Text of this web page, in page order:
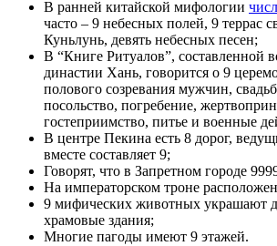
В ранней китайской мифологии
часто – 9 небесных полей, 9 террас
Куньлунь, девять небесных песен;
В “Книге Ритуалов”, составленной
династии Хань, говорится о 9
полового созревания мужчин,
посольство, погребение,
гостеприимство, питье и военные
В центре Пекина есть 8 дорог,
вместе составляет 9;
Говорят, что в Запретном городе
На императорском троне
9 мифических животных украшают
храмовые здания;
Многие пагоды имеют 9 этажей.